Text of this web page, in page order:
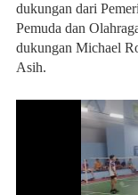
dukungan dari
Pemuda dan
dukungan Michael
Asih.